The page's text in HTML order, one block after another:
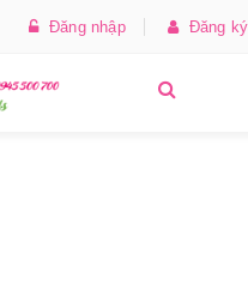
Đăng nhập Đăng ký